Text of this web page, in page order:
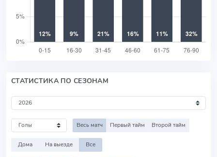
СТАТИСТИКА ПО СЕЗОНАМ
Весь матч Первый тайм Второй тайм
Дома На выезде Все